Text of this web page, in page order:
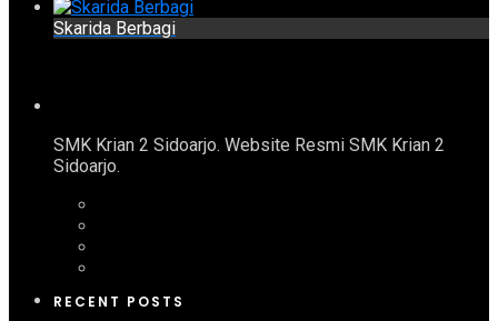
Skarida Berbagi
SMK Krian 2 Sidoarjo. Website Resmi SMK Krian 2
Sidoarjo.
RECENT POSTS